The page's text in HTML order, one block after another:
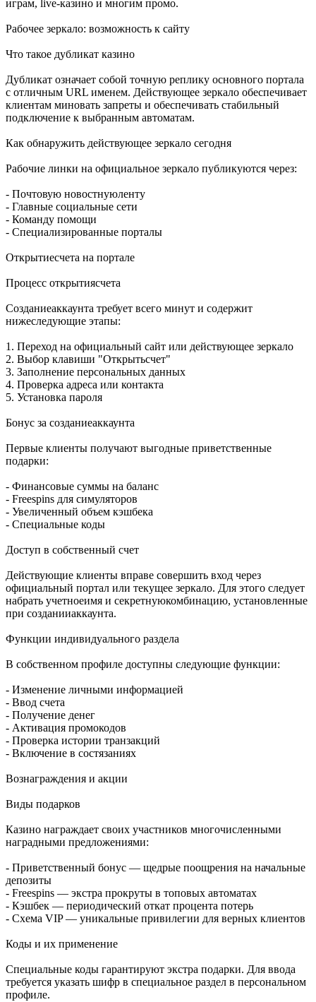
играм, live-казино и многим промо.
Рабочее зеркало: возможность к сайту
Что такое дубликат казино
Дубликат означает собой точную реплику основного портала
с отличным URL именем. Действующее зеркало обеспечивает
клиентам миновать запреты и обеспечивать стабильный
подключение к выбранным автоматам.
Как обнаружить действующее зеркало сегодня
Рабочие линки на официальное зеркало публикуются через:
- Почтовую новостнуюленту
- Главные социальные сети
- Команду помощи
- Специализированные порталы
Открытиесчета на портале
Процесс открытиясчета
Созданиеаккаунта требует всего минут и содержит
нижеследующие этапы:
1. Переход на официальный сайт или действующее зеркало
2. Выбор клавиши "Открытьсчет"
3. Заполнение персональных данных
4. Проверка адреса или контакта
5. Установка пароля
Бонус за созданиеаккаунта
Первые клиенты получают выгодные приветственные
подарки:
- Финансовые суммы на баланс
- Freespins для симуляторов
- Увеличенный объем кэшбека
- Специальные коды
Доступ в собственный счет
Действующие клиенты вправе совершить вход через
официальный портал или текущее зеркало. Для этого следует
набрать учетноеимя и секретнуюкомбинацию, установленные
при созданииаккаунта.
Функции индивидуального раздела
В собственном профиле доступны следующие функции:
- Изменение личными информацией
- Ввод счета
- Получение денег
- Активация промокодов
- Проверка истории транзакций
- Включение в состязаниях
Вознаграждения и акции
Виды подарков
Казино награждает своих участников многочисленными
наградными предложениями:
- Приветственный бонус — щедрые поощрения на начальные
депозиты
- Freespins — экстра прокруты в топовых автоматах
- Кэшбек — периодический откат процента потерь
- Схема VIP — уникальные привилегии для верных клиентов
Коды и их применение
Специальные коды гарантируют экстра подарки. Для ввода
требуется указать шифр в специальное раздел в персональном
профиле.